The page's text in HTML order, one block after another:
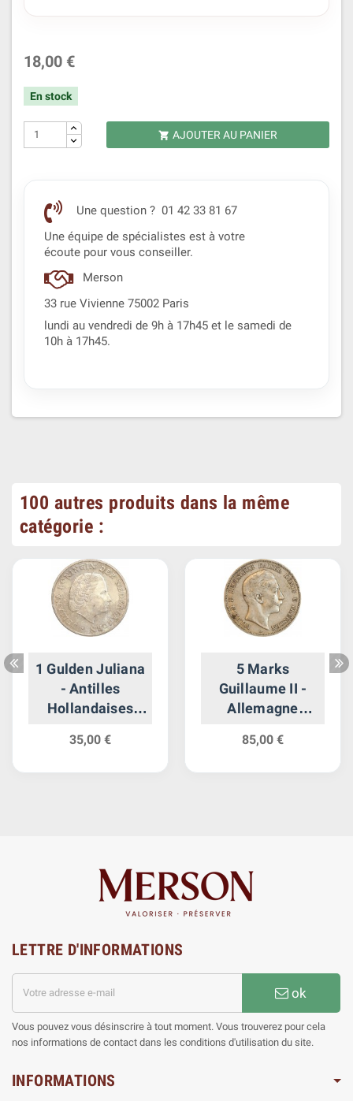
18,00 €
En stock
 AJOUTER AU PANIER
Une question ? 01 42 33 81 67
Une équipe de spécialistes est à votre
écoute pour vous conseiller.
Merson
33 rue Vivienne 75002 Paris
lundi au vendredi de 9h à 17h45 et le samedi de
10h à 17h45.
100 autres produits dans la même
catégorie :
1 Gulden Juliana
- Antilles
Hollandaises
35,00 €
5 Marks
Guillaume II -
Allemagne
85,00 €
LETTRE D'INFORMATIONS
ok
Vous pouvez vous désinscrire à tout moment. Vous trouverez pour cela
nos informations de contact dans les conditions d'utilisation du site.
INFORMATIONS